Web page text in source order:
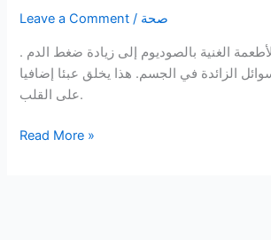
Leave a Comment / صحة
. وقد يؤدي تناول الأطعمة الغنية بالصوديوم إلى زيادة ضغط الدم
الزائدة في الجسم. هذا يخلق عبئا إضافيا
على القلب.
طرق
Read More »